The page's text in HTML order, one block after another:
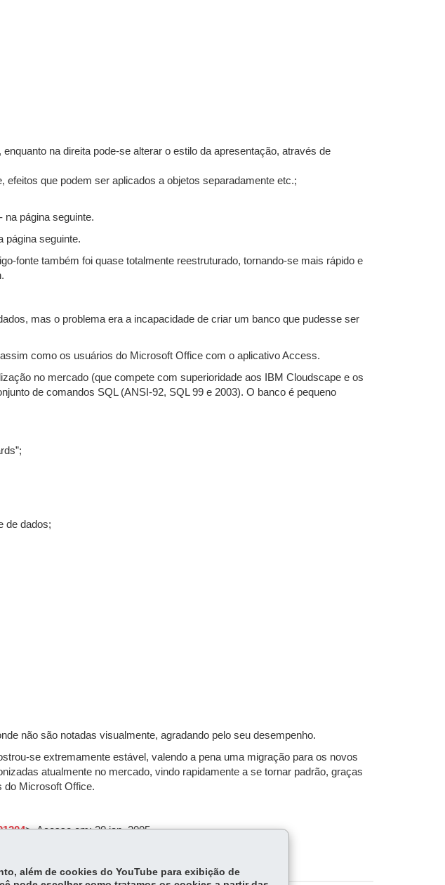
na direita pode-se alterar o estilo da apresentação, através de
que podem ser aplicados a objetos separadamente etc.;
na página seguinte.
página seguinte.
fonte também foi quase totalmente reestruturado, tornando-se mais rápido e
mas o problema era a incapacidade de criar um banco que pudesse ser
como os usuários do Microsoft Office com o aplicativo Access.
no mercado (que compete com superioridade aos IBM Cloudscape e os
de comandos SQL (ANSI-92, SQL 99 e 2003). O banco é pequeno
de dados;
não são notadas visualmente, agradando pelo seu desempenho.
se extremamente estável, valendo a pena uma migração para os novos
atualmente no mercado, vindo rapidamente a se tornar padrão, graças
do Microsoft Office.
>. Acesso em: 20 jan. 2005.
além de cookies do YouTube para exibição de